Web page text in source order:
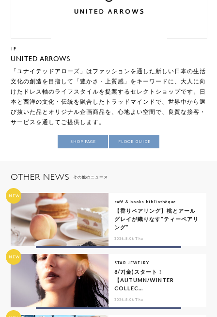
1F
UNITED ARROWS
「ユナイテッドアローズ」はファッションを通した新しい日本の生活
文化の創造を目指して「豊かさ・上質感」をキーワードに、大人に向
けたドレス軸のライフスタイルを提案するセレクトショップです。日
本と西洋の文化・伝統を融合したトラッドマインドで、世界中から選
び抜いた品とオリジナル企画商品を、心地よい空間で、良質な接客・
サービスを通してご提供します。
SHOP PAGE FLOOR GUIDE
OTHER NEWS その他のニュース
NEW
café & books bibliothèque
【香りペアリング】桃とアール
グレイが織りなす“ティーペアリ
ング”
2026.8.06 Thu
NEW
STAR JEWELRY
8/7(金)スタート！
【AUTUMN/WINTER
COLLEC...
2026.8.06 Thu